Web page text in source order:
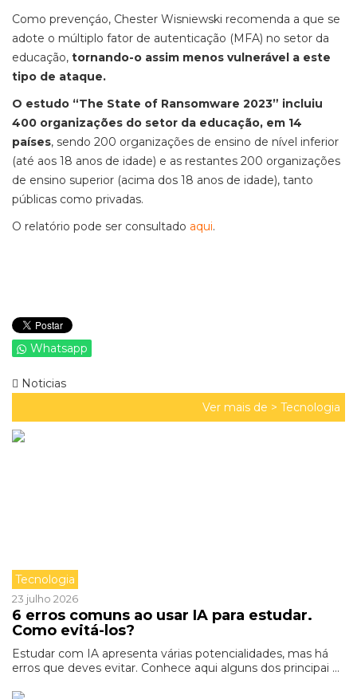
Como prevençáo, Chester Wisniewski recomenda a que se
adote o múltiplo fator de autenticação (MFA) no setor da
educação, tornando-o assim menos vulnerável a este
tipo de ataque.
O estudo “The State of Ransomware 2023” incluiu
400 organizações do setor da educação, em 14
países, sendo 200 organizações de ensino de nível inferior
(até aos 18 anos de idade) e as restantes 200 organizações
de ensino superior (acima dos 18 anos de idade), tanto
públicas como privadas.
O relatório pode ser consultado aqui.
Whatsapp
Noticias
Ver mais de > Tecnologia
Tecnologia
23 julho 2026
6 erros comuns ao usar IA para estudar.
Como evitá-los?
Estudar com IA apresenta várias potencialidades, mas há
erros que deves evitar. Conhece aqui alguns dos principai ...